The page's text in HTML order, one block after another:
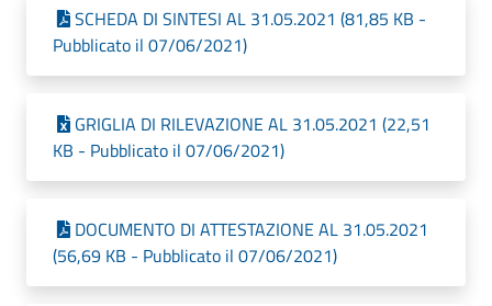
SCHEDA DI SINTESI AL 31.05.2021 (81,85 KB -
Pubblicato il 07/06/2021)
GRIGLIA DI RILEVAZIONE AL 31.05.2021 (22,51
KB - Pubblicato il 07/06/2021)
DOCUMENTO DI ATTESTAZIONE AL 31.05.2021
(56,69 KB - Pubblicato il 07/06/2021)